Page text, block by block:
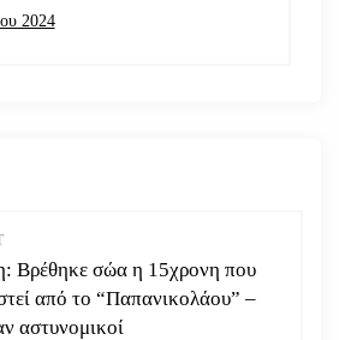
2024
Βρέθηκε σώα η 15χρονη που
από το “Παπανικολάου” –
αστυνομικοί